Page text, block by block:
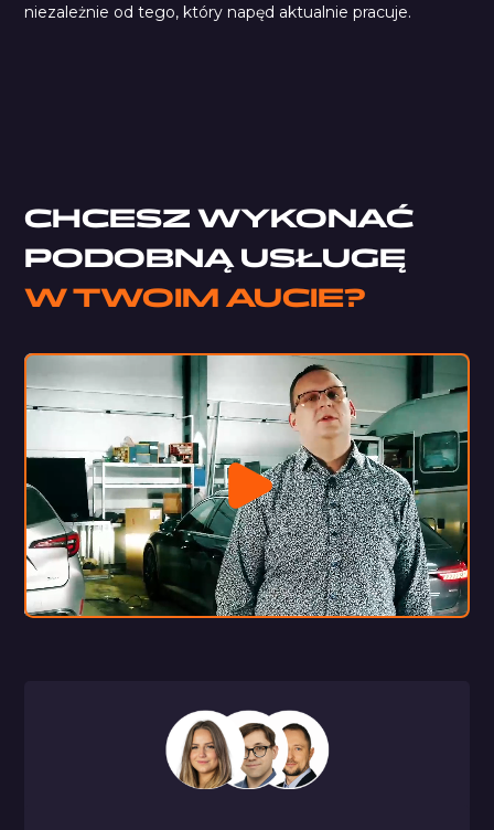
niezależnie od tego, który napęd aktualnie pracuje.
CHCESZ WYKONAĆ
PODOBNĄ USŁUGĘ
W TWOIM AUCIE?